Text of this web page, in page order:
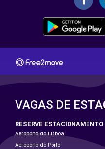
VAGAS DE
RESERVE ESTACIONAMENTO
Aeroporto do Lisboa
Aeroporto do Porto